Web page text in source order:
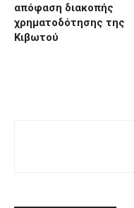
απόφαση διακοπής
χρηματοδότησης της
Κιβωτού